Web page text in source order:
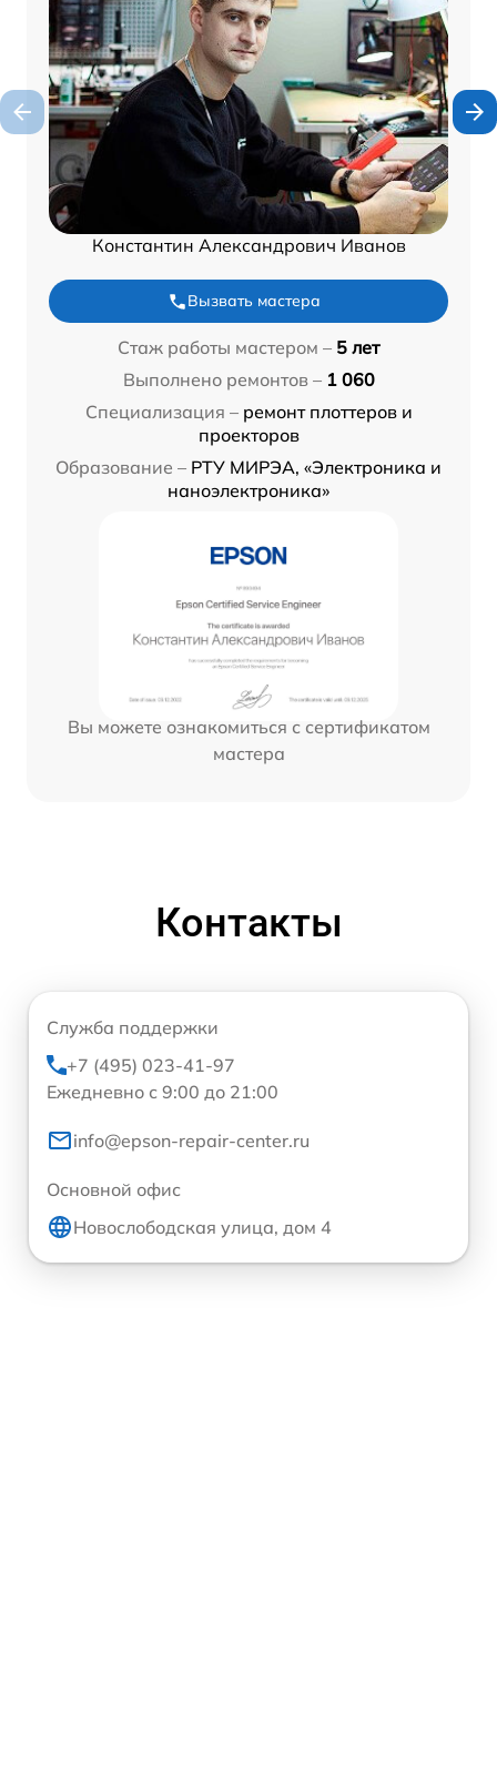
Константин Александрович Иванов
Вызвать мастера
Стаж работы мастером – 5 лет
Выполнено ремонтов – 1 060
Специализация – ремонт плоттеров и
проекторов
Образование – РТУ МИРЭА, «Электроника и
наноэлектроника»
Вы можете ознакомиться с сертификатом
мастера
Контакты
Служба поддержки
+7 (495) 023-41-97
Ежедневно с 9:00 до 21:00
info@epson-repair-center.ru
Основной офис
Новослободская улица, дом 4